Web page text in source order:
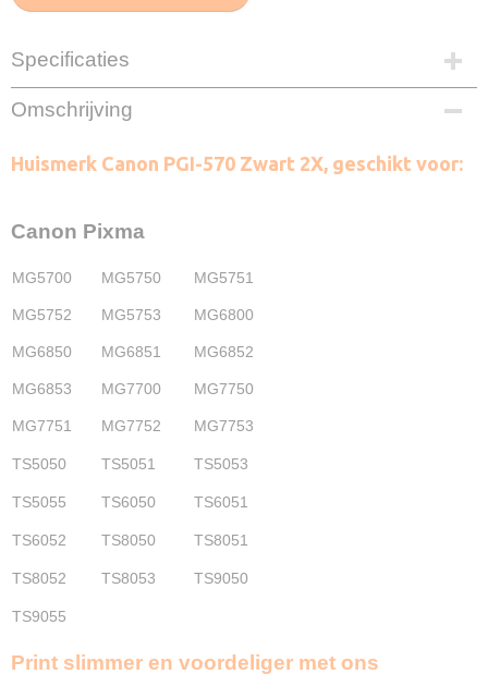
Specificaties
EAN code
8720153532624
2X 28ml
Verzendmethode
2 Jaar
❌
Omschrijving
Huismerk Canon PGI-570 Zwart 2X, geschikt voor:
Canon Pixma
MG5700 MG5750 MG5751
MG5752 MG5753 MG6800
MG6850 MG6851 MG6852
MG6853 MG7700 MG7750
MG7751 MG7752 MG7753
TS5050 TS5051 TS5053
TS5055 TS6050 TS6051
TS6052 TS8050 TS8051
TS8052 TS8053 TS9050
TS9055
Print slimmer en voordeliger met ons